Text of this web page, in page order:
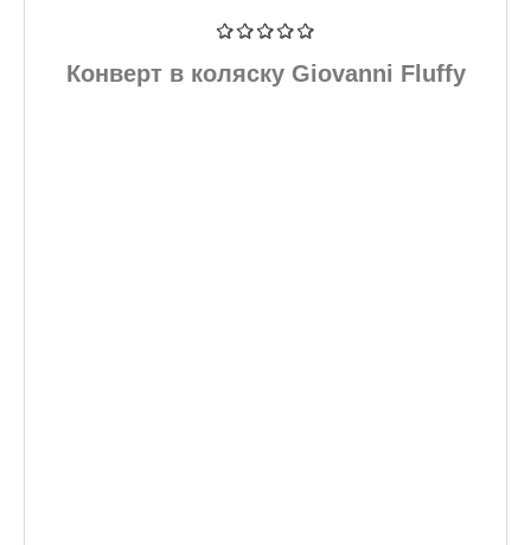
Конверт в коляску Giovanni Fluffy